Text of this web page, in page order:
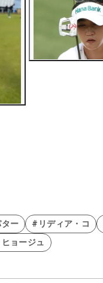
ー #リディア・コ
ョージュ